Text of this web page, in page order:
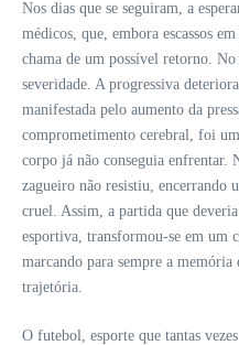
Nos dias que se seguiram, a
médicos, que, embora escassos
chama de um possível retorno.
severidade. A progressiva
manifestada pelo aumento da
comprometimento cerebral, foi
corpo já não conseguia
zagueiro não resistiu, encerrando
cruel. Assim, a partida que
esportiva, transformou-se em um
marcando para sempre a memória
trajetória.
O futebol, esporte que tantas